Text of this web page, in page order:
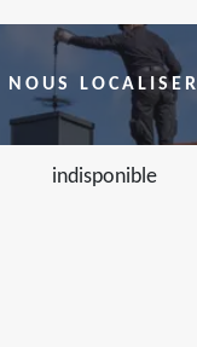
NOUS LOCALISER
indisponible